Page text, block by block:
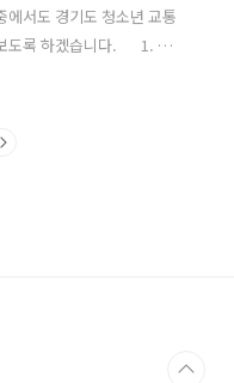
서도 경기도 청소년 교통
보도록 하겠습니다. 1. 경
상 성인을 위한 The 경기
며 경기도 청소년 교통비